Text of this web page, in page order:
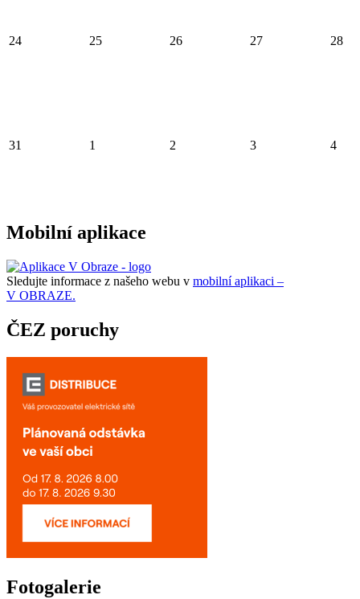
24 25 26 27 28
31 1 2 3 4
Mobilní aplikace
Sledujte informace z našeho webu v mobilní aplikaci –
V OBRAZE.
ČEZ poruchy
Fotogalerie